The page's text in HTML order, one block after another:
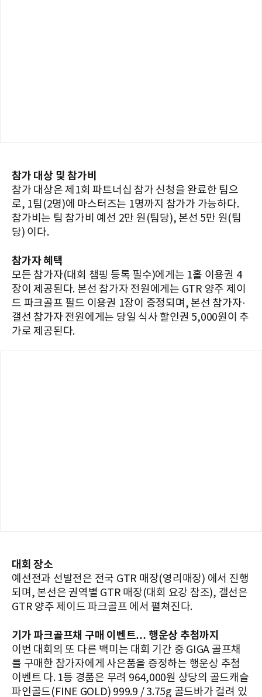
참가 대상 및 참가비
참가 대상은 제1회 파트너십 참가 신청을 완료한 팀으
로, 1팀(2명)에 마스터즈는 1명까지 참가가 가능하다.
참가비는 팀 참가비 예선 2만 원(팀당), 본선 5만 원(팀
당) 이다.
참가자 혜택
모든 참가자(대회 챔핑 등록 필수)에게는 1홀 이용권 4
장이 제공된다. 본선 참가자 전원에게는 GTR 양주 제이
드 파크골프 필드 이용권 1장이 증정되며, 본선 참가자·
갤선 참가자 전원에게는 당일 식사 할인권 5,000원이 추
가로 제공된다.
대회 장소
예선전과 선발전은 전국 GTR 매장(영리매장) 에서 진행
되며, 본선은 권역별 GTR 매장(대회 요강 참조), 갤선은
GTR 양주 제이드 파크골프 에서 펼쳐진다.
기가 파크골프채 구매 이벤트… 행운상 추첨까지
이번 대회의 또 다른 백미는 대회 기간 중 GIGA 골프채
를 구매한 참가자에게 사은품을 증정하는 행운상 추첨
이벤트 다. 1등 경품은 무려 964,000원 상당의 골드캐슬
파인골드(FINE GOLD) 999.9 / 3.75g 골드바가 걸려 있